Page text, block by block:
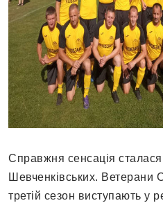
Справжня сенсація
Шевченківських. Ветерани
третій сезон виступають у